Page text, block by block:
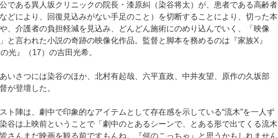
である異人坂クリニックの院長・漆原糾（染谷将太）が、患者である高齢者
どにより、回復見込みがない手足のこと）を切断することにより、切った本
、介護者の負担軽減を見込み、どんどん施術にのめり込んでいく、「映像
と言われた小説の奇跡の映像化作品。監督と脚本を務めるのは『家族X』
光』（17）の吉田光希。
いさつには染谷のほか、北村有起哉、六平直政、中井友望、原作の久坂部
が登壇した。
ト陣は、劇中で印象的なアイテムとして存在感を示している“流木”を一人ず
谷は上映前ということで「劇中のとあるシーンで、とある形で出てくる流木
さんまだ映画を観る前ですもんね。『何のこっちゃ』と思うかもしれません